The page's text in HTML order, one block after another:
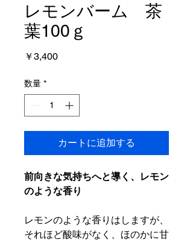
レモンバーム 茶
葉100ｇ
￥3,400価
数量 *
カートに追加する
前向きな気持ちへと導く、レモン
のような香り
レモンのような香りはしますが、
それほど酸味がなく、ほのかに甘